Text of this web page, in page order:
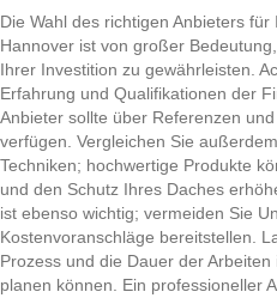
Die Wahl des richtigen Anbieters
Hannover ist von großer
Ihrer Investition zu gewährleisten.
Erfahrung und Qualifikationen der
Anbieter sollte über Referenzen
verfügen. Vergleichen Sie
Techniken; hochwertige Produkte
und den Schutz Ihres Daches
ist ebenso wichtig; vermeiden Sie
Kostenvoranschläge bereitstellen.
Prozess und die Dauer der
planen können. Ein professioneller